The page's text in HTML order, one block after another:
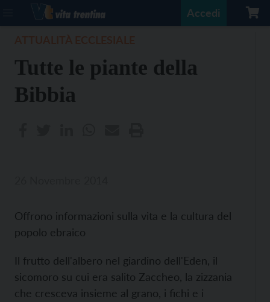
Accedi
Tutte le piante della
Bibbia
Offrono informazioni sulla vita e la cultura del
popolo ebraico
Il frutto dell'albero nel giardino dell'Eden, il
sicomoro su cui era salito Zaccheo, la zizzania
che cresceva insieme al grano, i fichi e i